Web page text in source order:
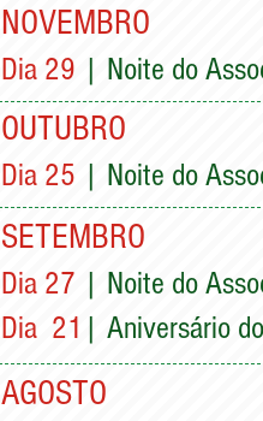
NOVEMBRO
Dia 29 | Noite do
OUTUBRO
Dia 25 | Noite do
SETEMBRO
Dia 27 | Noite do
Dia 21 | Aniversário
AGOSTO